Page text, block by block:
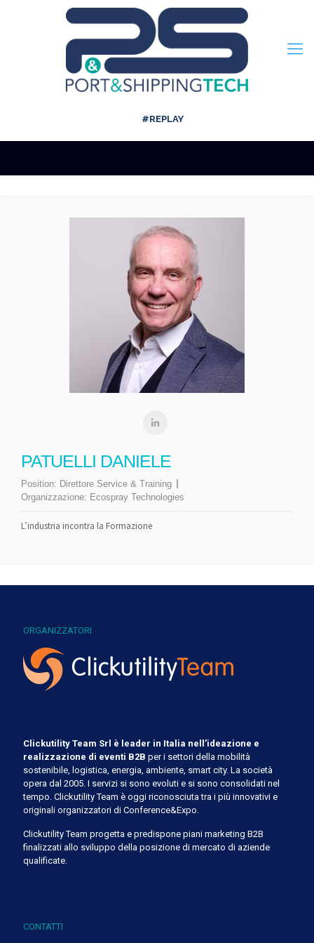
#REPLAY
PATUELLI DANIELE
Position: Direttore Service & Training
Organizzazione: Ecospray Technologies
L’industria incontra la Formazione
ORGANIZZATORI
Clickutility Team Srl è leader in Italia nell’ideazione e
realizzazione di eventi B2B per i settori della mobilità
sostenibile, logistica, energia, ambiente, smart city. La società
opera dal 2005. I servizi si sono evoluti e si sono consolidati nel
tempo. Clickutility Team è oggi riconosciuta tra i più innovativi e
originali organizzatori di Conference&Expo.
Clickutility Team progetta e predispone piani marketing B2B
finalizzati allo sviluppo della posizione di mercato di aziende
qualificate.
CONTATTI